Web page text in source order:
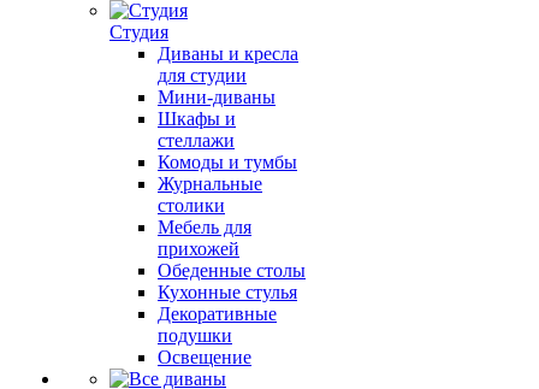
Студия
Диваны и кресла
для студии
Мини-диваны
Шкафы и
стеллажи
Комоды и тумбы
Журнальные
столики
Мебель для
прихожей
Обеденные столы
Кухонные стулья
Декоративные
подушки
Освещение